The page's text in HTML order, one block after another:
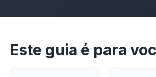
Este guia é para